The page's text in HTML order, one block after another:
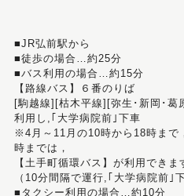
■JR弘前駅から
■徒歩の場合…約25分
■バス利用の場合…約15分
【路線バス】６番のりば
[駒越線][枯木平線][弥生･新岡･葛
利用し,｢大学病院前｣下車
※4月～11月の10時から18時まで
時までは，
【土手町循環バス】が利用できま
（10分間隔で運行,｢大学病院前｣下
■タクシー利用の場合…約10分